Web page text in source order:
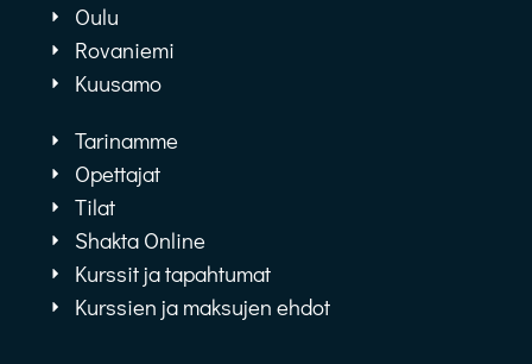
Oulu
Rovaniemi
Kuusamo
Tarinamme
Opettajat
Tilat
Shakta Online
Kurssit ja tapahtumat
Kurssien ja maksujen ehdot